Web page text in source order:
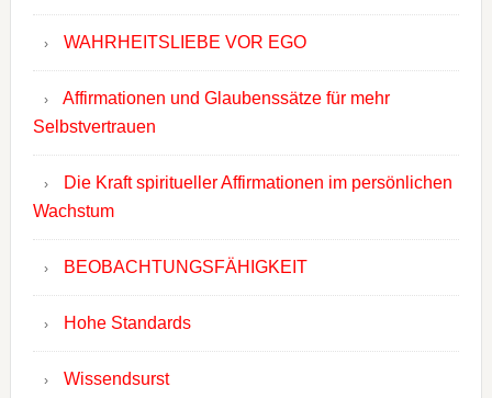
WAHRHEITSLIEBE VOR EGO
Affirmationen und Glaubenssätze für mehr
Selbstvertrauen
Die Kraft spiritueller Affirmationen im persönlichen
Wachstum
BEOBACHTUNGSFÄHIGKEIT
Hohe Standards
Wissendsurst